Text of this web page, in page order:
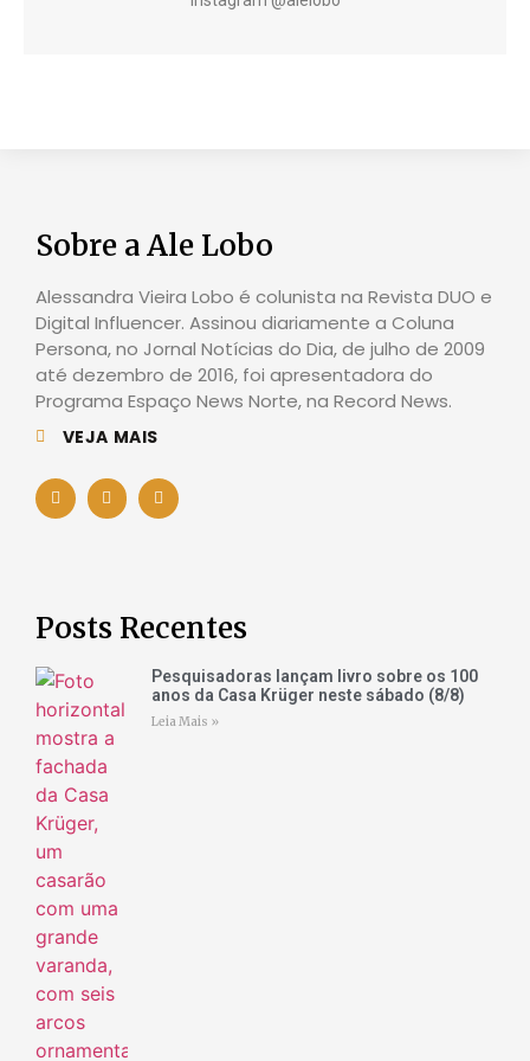
Sobre a Ale Lobo
Alessandra Vieira Lobo é colunista na Revista DUO e
Digital Influencer. Assinou diariamente a Coluna
Persona, no Jornal Notícias do Dia, de julho de 2009
até dezembro de 2016, foi apresentadora do
Programa Espaço News Norte, na Record News.
VEJA MAIS
Posts Recentes
Pesquisadoras lançam livro sobre os 100
anos da Casa Krüger neste sábado (8/8)
Leia Mais »